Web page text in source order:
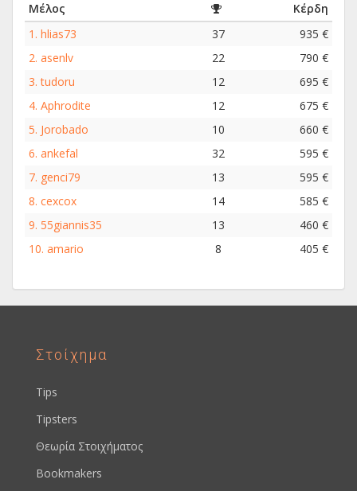
Μέλος
Κέρδη
1. hlias73 37
935 €
2. asenlv 22
790 €
3.tudoru 12
695 €
4. Aphrodite 12
675 €
5. Jorobado 10
660 €
6. ankefal 32
595 €
7. genci79 13
595 €
8. cexcox 14
585 €
9. 55giannis35 13
460 €
10. amario 8 405 €
Στοίχημα
Tips
Tipsters
Θεωρία Στοιχήματος
Bookmakers